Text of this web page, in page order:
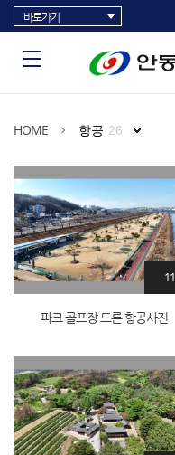
바로가기
HOME 항공 26
파크 골프장 드론 항공사진
11